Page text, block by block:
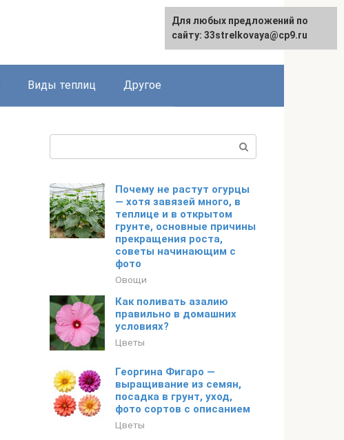
Виды теплиц Другое
Почему не растут огурцы
— хотя завязей много, в
теплице и в открытом
грунте, основные причины
прекращения роста,
советы начинающим с
фото
Овощи
Как поливать азалию
правильно в домашних
условиях?
Цветы
Георгина Фигаро —
выращивание из семян,
посадка в грунт, уход,
фото сортов с описанием
Цветы
Для любых предложений по
сайту: 33strelkovaya@cp9.ru